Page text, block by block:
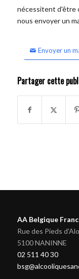
nécessitent d'être
nous envoyer un
Envoyer un
Partager cette
AA Belgique
Rue des Pieds
5100 NANINNE
02 511 40 30